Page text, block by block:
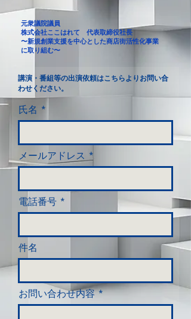
元衆議院議員
株式会社ここはれて 代表取締役社長
〜新規創業支援を中心とした商店街活性化事業
に取り組む〜
講演・番組等の出演依頼はこちらよりお問い合
わせください。
氏名
メールアドレス
電話番号
件名
お問い合わせ内容